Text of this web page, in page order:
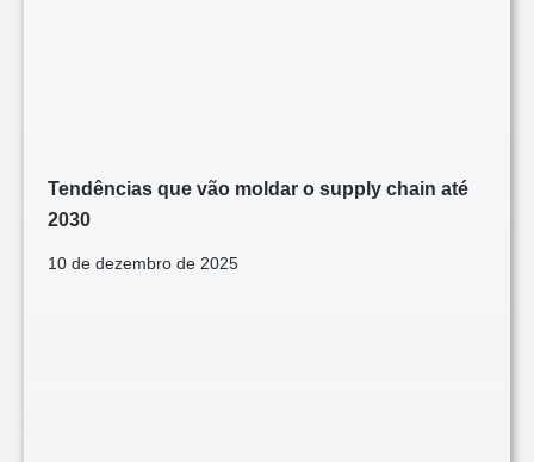
Tendências que vão moldar o supply chain até
2030
10 de dezembro de 2025